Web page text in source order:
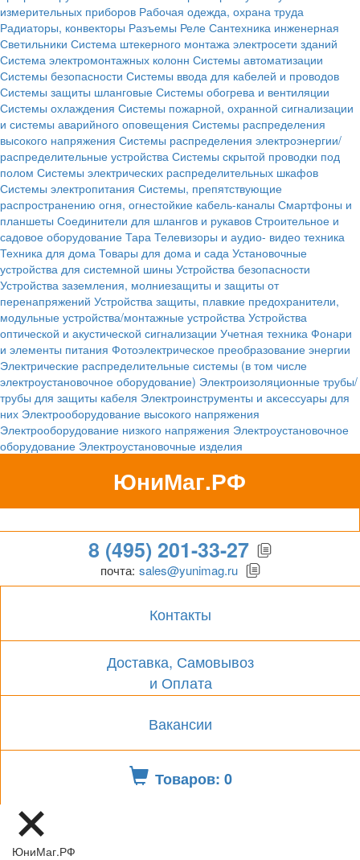
измерительных приборов Рабочая одежда, охрана труда
Радиаторы, конвекторы Разъемы Реле Сантехника инженерная
Светильники Система штекерного монтажа электросети зданий
Система электромонтажных колонн Системы автоматизации
Системы безопасности Системы ввода для кабелей и проводов
Системы защиты шланговые Системы обогрева и вентиляции
Системы охлаждения Системы пожарной, охранной сигнализации
и системы аварийного оповещения Системы распределения
высокого напряжения Системы распределения электроэнергии/
распределительные устройства Системы скрытой проводки под
полом Системы электрических распределительных шкафов
Системы электропитания Системы, препятствующие
распространению огня, огнестойкие кабель-каналы Смартфоны и
планшеты Соединители для шлангов и рукавов Строительное и
садовое оборудование Тара Телевизоры и аудио- видео техника
Техника для дома Товары для дома и сада Установочные
устройства для системной шины Устройства безопасности
Устройства заземления, молниезащиты и защиты от
перенапряжений Устройства защиты, плавкие предохранители,
модульные устройства/монтажные устройства Устройства
оптической и акустической сигнализации Учетная техника Фонари
и элементы питания Фотоэлектрическое преобразование энергии
Электрические распределительные системы (в том числе
электроустановочное оборудование) Электроизоляционные трубы/
трубы для защиты кабеля Электроинструменты и аксессуары для
них Электрооборудование высокого напряжения
Электрооборудование низкого напряжения Электроустановочное
оборудование Электроустановочные изделия
ЮниМаг.РФ
Гипермаркет для бизнеса
8 (495) 201-33-27
почта: sales@yunimag.ru
Контакты
Доставка, Самовывоз
и Оплата
Вакансии
Товаров: 0
ЮниМаг.РФ